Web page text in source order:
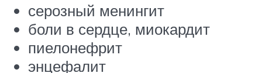
серозный менингит
боли в сердце, миокардит
пиелонефрит
энцефалит